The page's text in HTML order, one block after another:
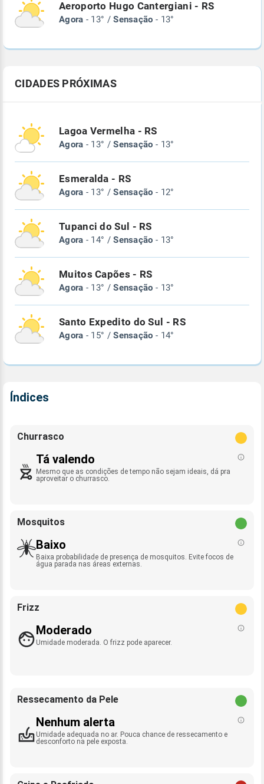
Aeroporto Hugo Cantergiani - RS
Agora - 13° /Sensação - 13°
CIDADES PRÓXIMAS
Lagoa Vermelha - RS
Agora - 13° /Sensação - 13°
Esmeralda - RS
Agora - 13° /Sensação - 12°
Tupanci do Sul - RS
Agora - 14° /Sensação - 13°
Muitos Capões - RS
Agora - 13° /Sensação - 13°
Santo Expedito do Sul - RS
Agora - 15° /Sensação - 14°
Índices
Churrasco
Tá valendo
Mesmo que as condições de tempo não sejam ideais, dá pra
aproveitar o churrasco.
Mosquitos
Baixo
Baixa probabilidade de presença de mosquitos. Evite focos de
água parada nas áreas externas.
Frizz
Moderado
Umidade moderada. O frizz pode aparecer.
Ressecamento da Pele
Nenhum alerta
Umidade adequada no ar. Pouca chance de ressecamento e
desconforto na pele exposta.